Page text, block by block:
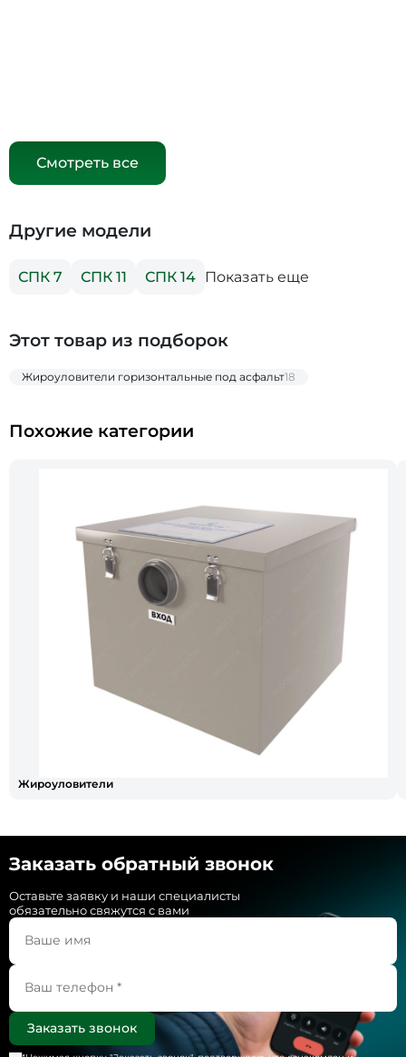
Смотреть все
Другие модели
СПК 7 СПК 11 СПК 14 Показать еще
Этот товар из подборок
Жироуловители горизонтальные под асфальт18
Похожие категории
Жироуловители
Заказать обратный звонок
Оставьте заявку и наши специалисты
обязательно свяжутся с вами